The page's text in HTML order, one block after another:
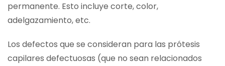
permanente. Esto incluye corte, color,
adelgazamiento, etc.
Los defectos que se consideran para las prótesis
capilares defectuosas (que no sean relacionados